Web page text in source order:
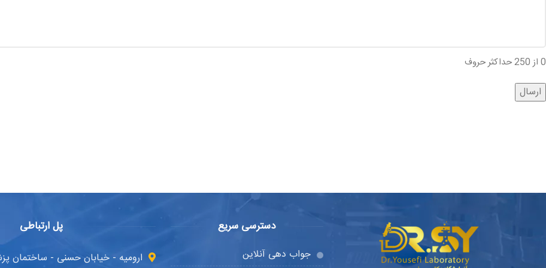
0 از 250 حداکثر حروف
دسترسی سریع
جواب دهی آنلاین
پل ارتباطی
ارومیه - خیابان حسنی - ساختمان